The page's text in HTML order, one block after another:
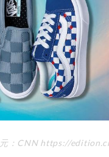
：CNN https://